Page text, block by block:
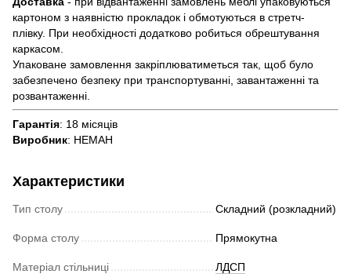
картоном з наявністю прокладок і обмотуються в стретч-
плівку. При необхідності додатково робиться обрештування
каркасом.
Упаковане замовлення закріплюватиметься так, щоб було
забезпечено безпеку при транспортуванні, завантаженні та
розвантаженні.
Гарантія: 18 місяців
Виробник: НЕМАН
Характеристики
Тип столу Складний (розкладний)
Форма столу Прямокутна
Матеріал стільниці ЛДСП